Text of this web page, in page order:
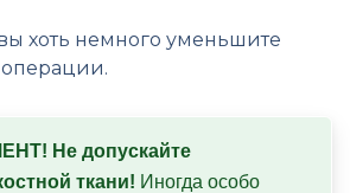
хоть немного уменьшите
операции.
Не допускайте
ткани! Иногда особо